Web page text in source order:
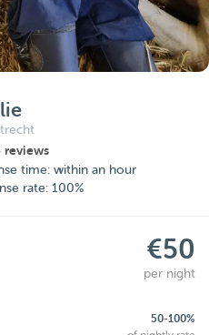
reviews
time: within an hour
rate: 100%
€50
per night
50-100%